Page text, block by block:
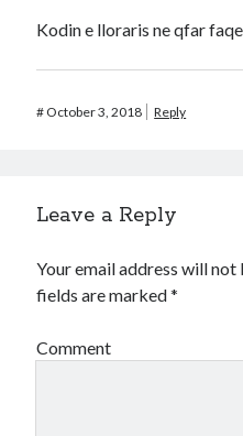
Kodin e lloraris ne qfar
# October 3, 2018 Reply
Leave a Reply
Your email address will not
fields are marked*
Comment